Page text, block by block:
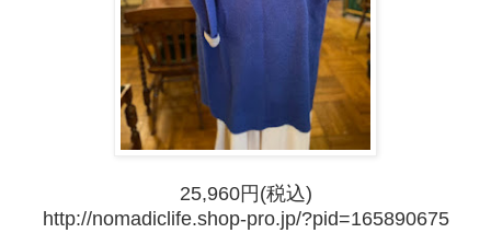
25,960円(税込)
http://nomadiclife.shop-pro.jp/?pid=165890675